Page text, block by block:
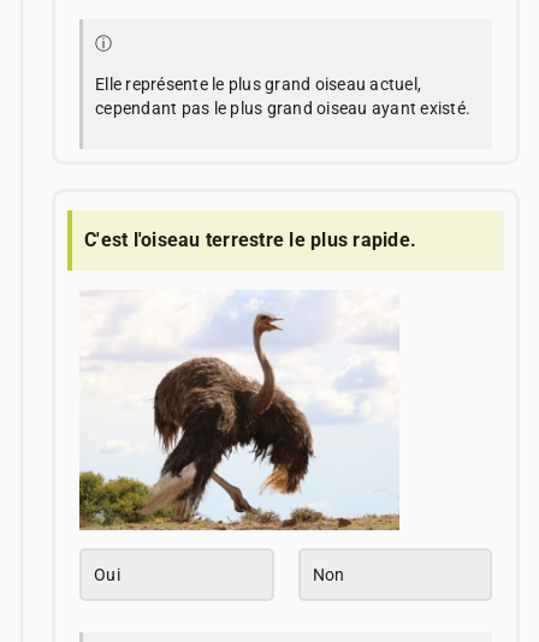
ⓘ
Elle représente le plus grand oiseau actuel,
cependant pas le plus grand oiseau ayant existé.
C'est l'oiseau terrestre le plus rapide.
Oui Non